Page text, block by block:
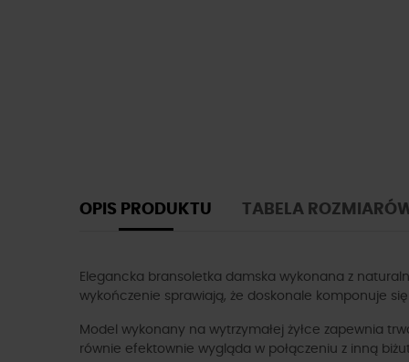
OPIS PRODUKTU TABELA
Elegancka bransoletka damska wykonana z
wykończenie sprawiają, że doskonale komponuje
Model wykonany na wytrzymałej żyłce zapewnia
równie efektownie wygląda w połączeniu z inną